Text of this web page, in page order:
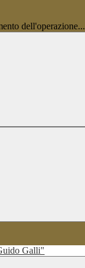
dell'operazione...